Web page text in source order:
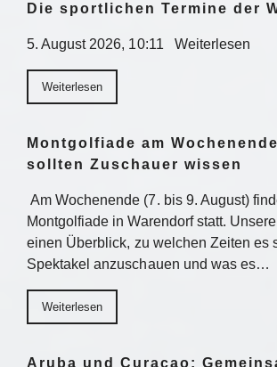
Die sportlichen Termine der
5. August 2026, 10:11 Weiterlesen
Weiterlesen
Montgolfiade am
sollten Zuschauer wissen
Am Wochenende (7. bis 9. August)
Montgolfiade in Warendorf statt.
einen Überblick, zu welchen Zeiten es
Spektakel anzuschauen und was es…
Weiterlesen
Aruba und Curacao: